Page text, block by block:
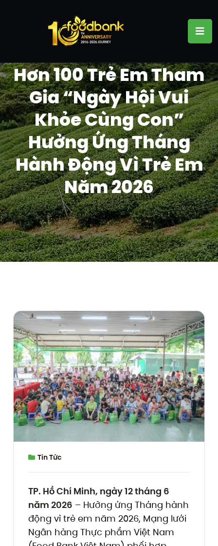
Hơn 100 Trẻ Em Tham
Gia “Ngày Hội Vui
Khỏe Cùng Con”
Hưởng Ứng Tháng
Hành Động Vì Trẻ Em
Năm 2026
Tin Tức
TP. Hồ Chí Minh, ngày 12 tháng 6
năm 2026 – Hưởng ứng Tháng hành
động vì trẻ em năm 2026, Mạng lưới
Ngân hàng Thực phẩm Việt Nam